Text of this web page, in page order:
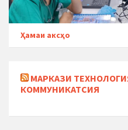
Ҳамаи аксҳо
МАРКАЗИ
КОММУНИКАТСИЯ